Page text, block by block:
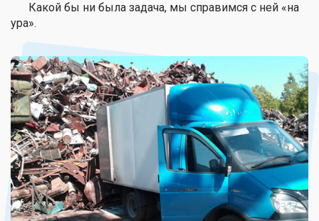
Какой бы ни была задача, мы справимся с ней «на
ура».